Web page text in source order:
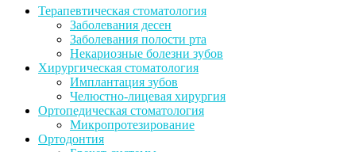
Терапевтическая стоматология
Заболевания десен
Заболевания полости рта
Некариозные болезни зубов
Хирургическая стоматология
Имплантация зубов
Челюстно-лицевая хирургия
Ортопедическая стоматология
Микропротезирование
Ортодонтия